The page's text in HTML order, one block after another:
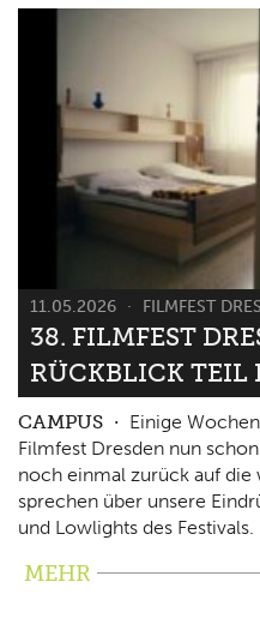
11.05.2026 FILMFEST
38. FILMFEST
RÜCKBLICK TEIL
CAMPUS
Einige
Filmfest Dresden nun
noch einmal zurück auf
sprechen über unsere
und Lowlights des Festivals.
MEHR